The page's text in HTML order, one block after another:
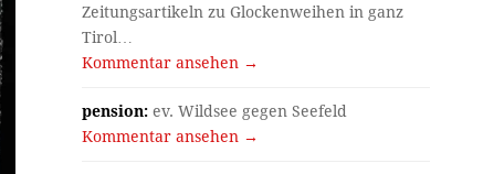
Zeitungsartikeln zu Glockenweihen in ganz
Tirol…
Kommentar ansehen →
pension: ev. Wildsee gegen Seefeld
Kommentar ansehen →